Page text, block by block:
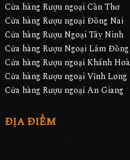
Cửa hàng Rượu ngoại Cần Thơ
Cửa hàng Rượu ngoại Đồng Nai
Cửa hàng Rượu Ngoại Tây Ninh
Cửa hàng Rượu Ngoại Lâm Đồng
Cửa hàng Rượu ngoại Khánh Hoà
Cửa hàng Rượu ngoại Vĩnh Long
Cửa hàng Rượu ngoại An Giang
ĐỊA ĐIỂM